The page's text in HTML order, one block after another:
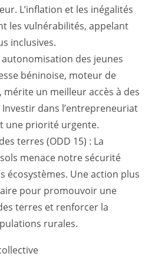
L’inflation et les inégalités
les vulnérabilités, appelant
inclusives.
des jeunes
béninoise, moteur de
un meilleur accès à des
dans l’entrepreneuriat
une priorité urgente.
terres (ODD 15) : La
menace notre sécurité
écosystèmes. Une action plus
pour promouvoir une
terres et renforcer la
rurales.